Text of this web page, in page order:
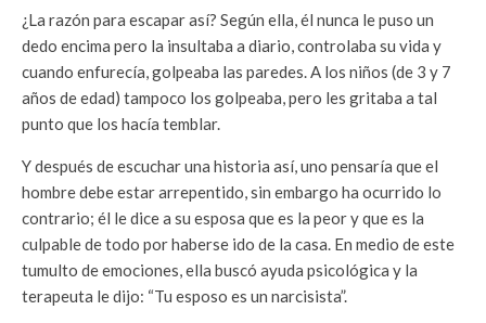
¿La razón para escapar así? Según ella, él nunca le puso un
dedo encima pero la insultaba a diario, controlaba su vida y
cuando enfurecía, golpeaba las paredes. A los niños (de 3 y 7
años de edad) tampoco los golpeaba, pero les gritaba a tal
punto que los hacía temblar.
Y después de escuchar una historia así, uno pensaría que el
hombre debe estar arrepentido, sin embargo ha ocurrido lo
contrario; él le dice a su esposa que es la peor y que es la
culpable de todo por haberse ido de la casa. En medio de este
tumulto de emociones, ella buscó ayuda psicológica y la
terapeuta le dijo: “Tu esposo es un narcisista”.